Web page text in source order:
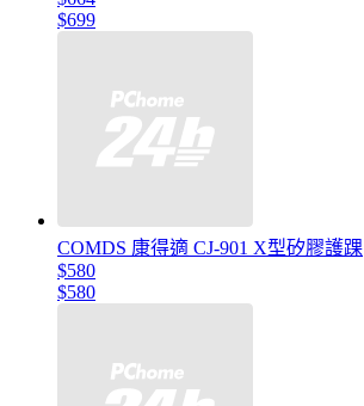
$699
COMDS 康得適 CJ-901 X型矽膠護踝
$580
$580